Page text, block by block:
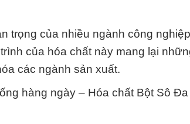
trọng của nhiều ngành công
của hóa chất này mang lại
các ngành sản xuất.
hàng ngày – Hóa chất Bột Sô Đa